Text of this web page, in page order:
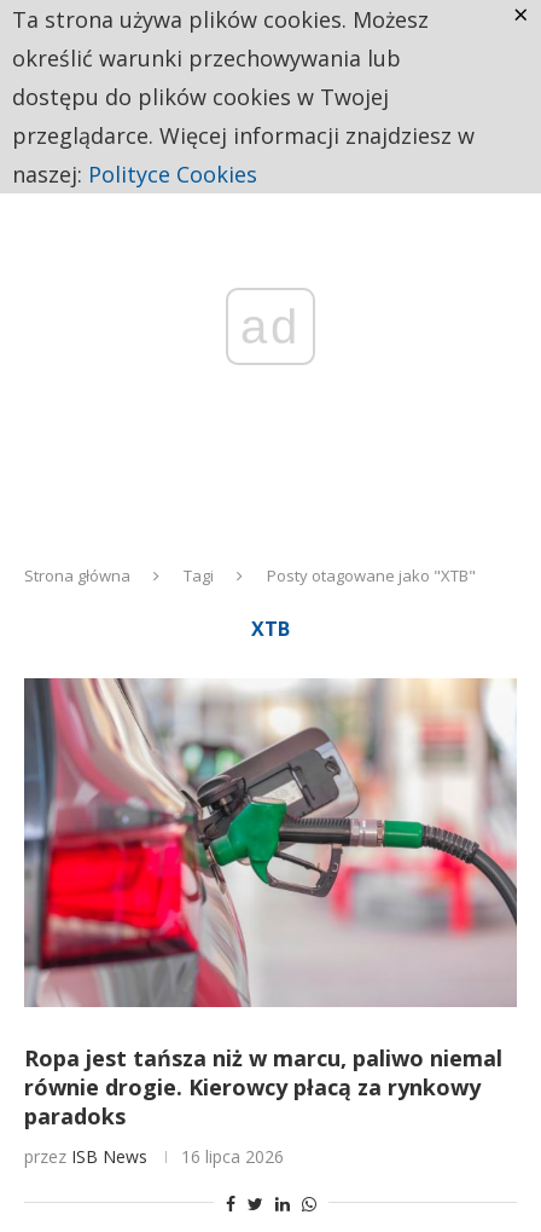
ad
Strona główna Tagi Posty otagowane jako "XTB"
XTB
Ropa jest tańsza niż w marcu, paliwo niemal
równie drogie. Kierowcy płacą za rynkowy
paradoks
przez ISB News 16 lipca 2026
Ta strona używa plików cookies. Możesz
określić warunki przechowywania lub
dostępu do plików cookies w Twojej
przeglądarce. Więcej informacji znajdziesz w
naszej: Polityce Cookies
×